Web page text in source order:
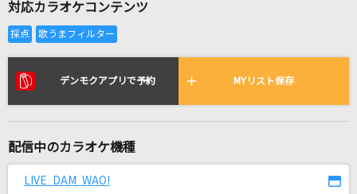
リアルタイムで歌われている曲の一覧
Pale Blue(ビデオクリップバージョン)
対応カラオケコンテンツ
デンモクアプリで予約 MYリスト保存
配信中のカラオケ機種
LIVE DAM WAO!